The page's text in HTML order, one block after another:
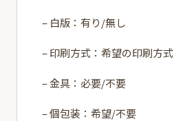
– 白版：有り/無し
– 印刷方式：希望の印刷方式
– 金具：必要/不要
– 個包装：希望/不要